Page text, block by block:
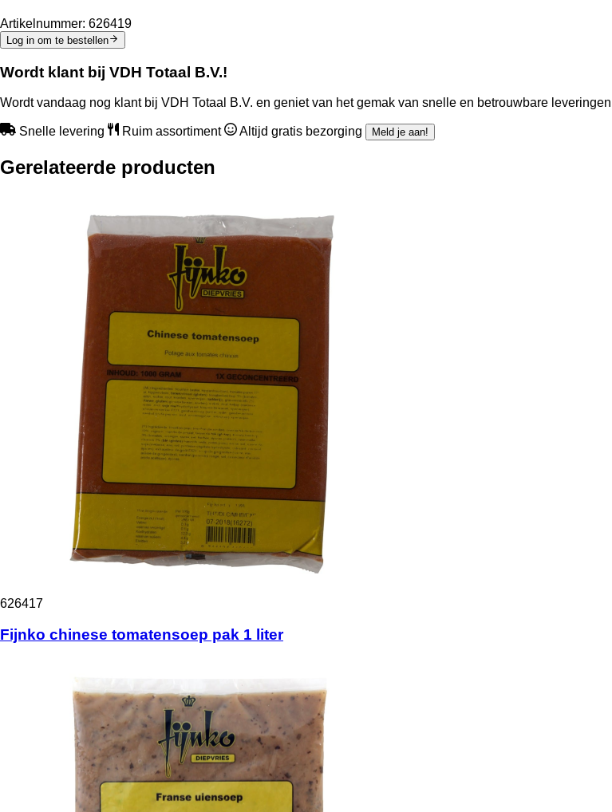
Artikelnummer: 626419
Log in om te bestellen
Wordt klant bij VDH Totaal B.V.!
Wordt vandaag nog klant bij VDH Totaal B.V. en geniet van het gemak van snelle en betrouwbare
Snelle levering Ruim assortiment Altijd gratis bezorging Meld je aan!
Gerelateerde producten
626417
Fijnko chinese tomatensoep pak 1 liter